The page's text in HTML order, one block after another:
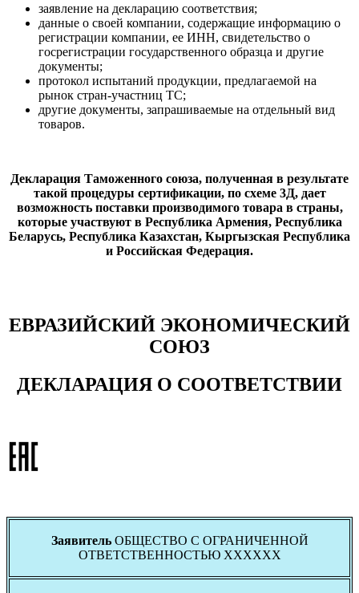
заявление на декларацию соответствия;
данные о своей компании, содержащие информацию о
регистрации компании, ее ИНН, свидетельство о
госрегистрации государственного образца и другие
документы;
протокол испытаний продукции, предлагаемой на
рынок стран-участниц ТС;
другие документы, запрашиваемые на отдельный вид
товаров.
Декларация Таможенного союза, полученная в результате
такой процедуры сертификации, по схеме 3Д, дает
возможность поставки производимого товара в страны,
которые участвуют в Республика Армения, Республика
Беларусь, Республика Казахстан, Кыргызская Республика
и Российская Федерация.
ЕВРАЗИЙСКИЙ ЭКОНОМИЧЕСКИЙ
СОЮЗ
ДЕКЛАРАЦИЯ О СООТВЕТСТВИИ
Заявитель ОБЩЕСТВО С ОГРАНИЧЕННОЙ
ОТВЕТСТВЕННОСТЬЮ ХХХХХХ